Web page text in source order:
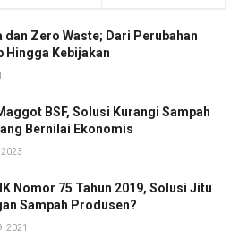
dan Zero Waste; Dari Perubahan
Hingga Kebijakan
BSF, Solusi Kurangi Sampah
Bernilai Ekonomis
2023
Nomor 75 Tahun 2019, Solusi Jitu
Sampah Produsen?
2021